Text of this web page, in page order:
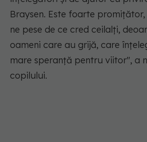
Braysen. Este foarte
ne pese de ce cred ceilalți,
oameni care au grijă, care
mare speranță pentru viitor", a
copilului.